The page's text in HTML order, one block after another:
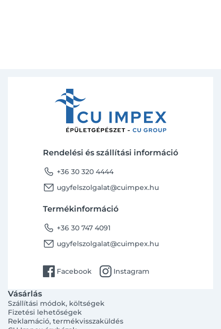
Rendelési és szállítási információ
phone +36 30 320 4444
email ugyfelszolgalat@cuimpex.hu
Termékinformáció
phone +36 30 747 4091
email ugyfelszolgalat@cuimpex.hu
facebook Facebook instagram Instagram
Vásárlás
Szállítási módok, költségek
Fizetési lehetőségek
Reklamáció, termékvisszaküldés